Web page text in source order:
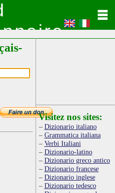
Visitez nos sites:
Dizionario italiano
Grammatica italiana
Verbi Italiani
Dizionario-latino
Dizionario greco antico
Dizionario francese
Dizionario inglese
Dizionario tedesco